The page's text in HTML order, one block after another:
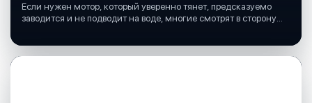
Если нужен мотор, который уверенно тянет, предсказуемо
заводится и не подводит на воде, многие смотрят в сторону